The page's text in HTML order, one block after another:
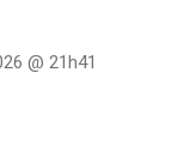
@ 21h41